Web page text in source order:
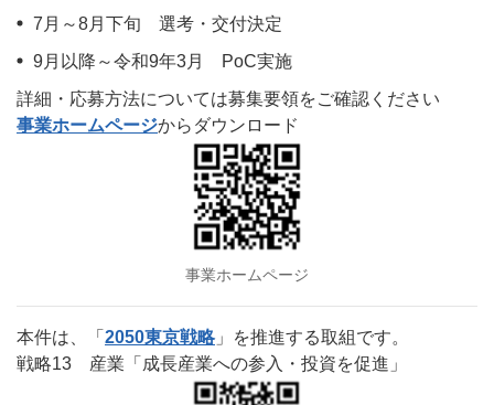
7月～8月下旬 選考・交付決定
9月以降～令和9年3月 PoC実施
詳細・応募方法については募集要領をご確認ください
事業ホームページからダウンロード
事業ホームページ
本件は、「 2050東京戦略」を推進する取組です。
戦略13 産業「成長産業への参入・投資を促進」